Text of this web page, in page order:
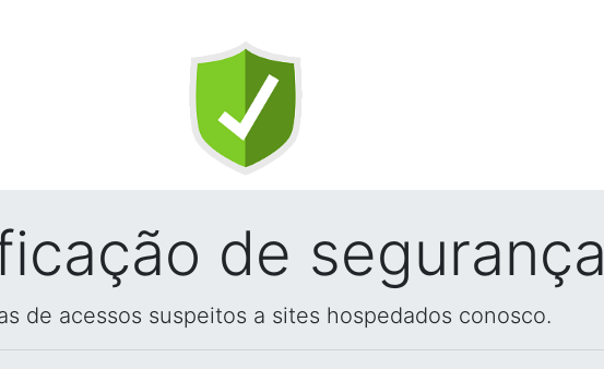
de segurança
de acessos suspeitos a sites hospedados conosco.